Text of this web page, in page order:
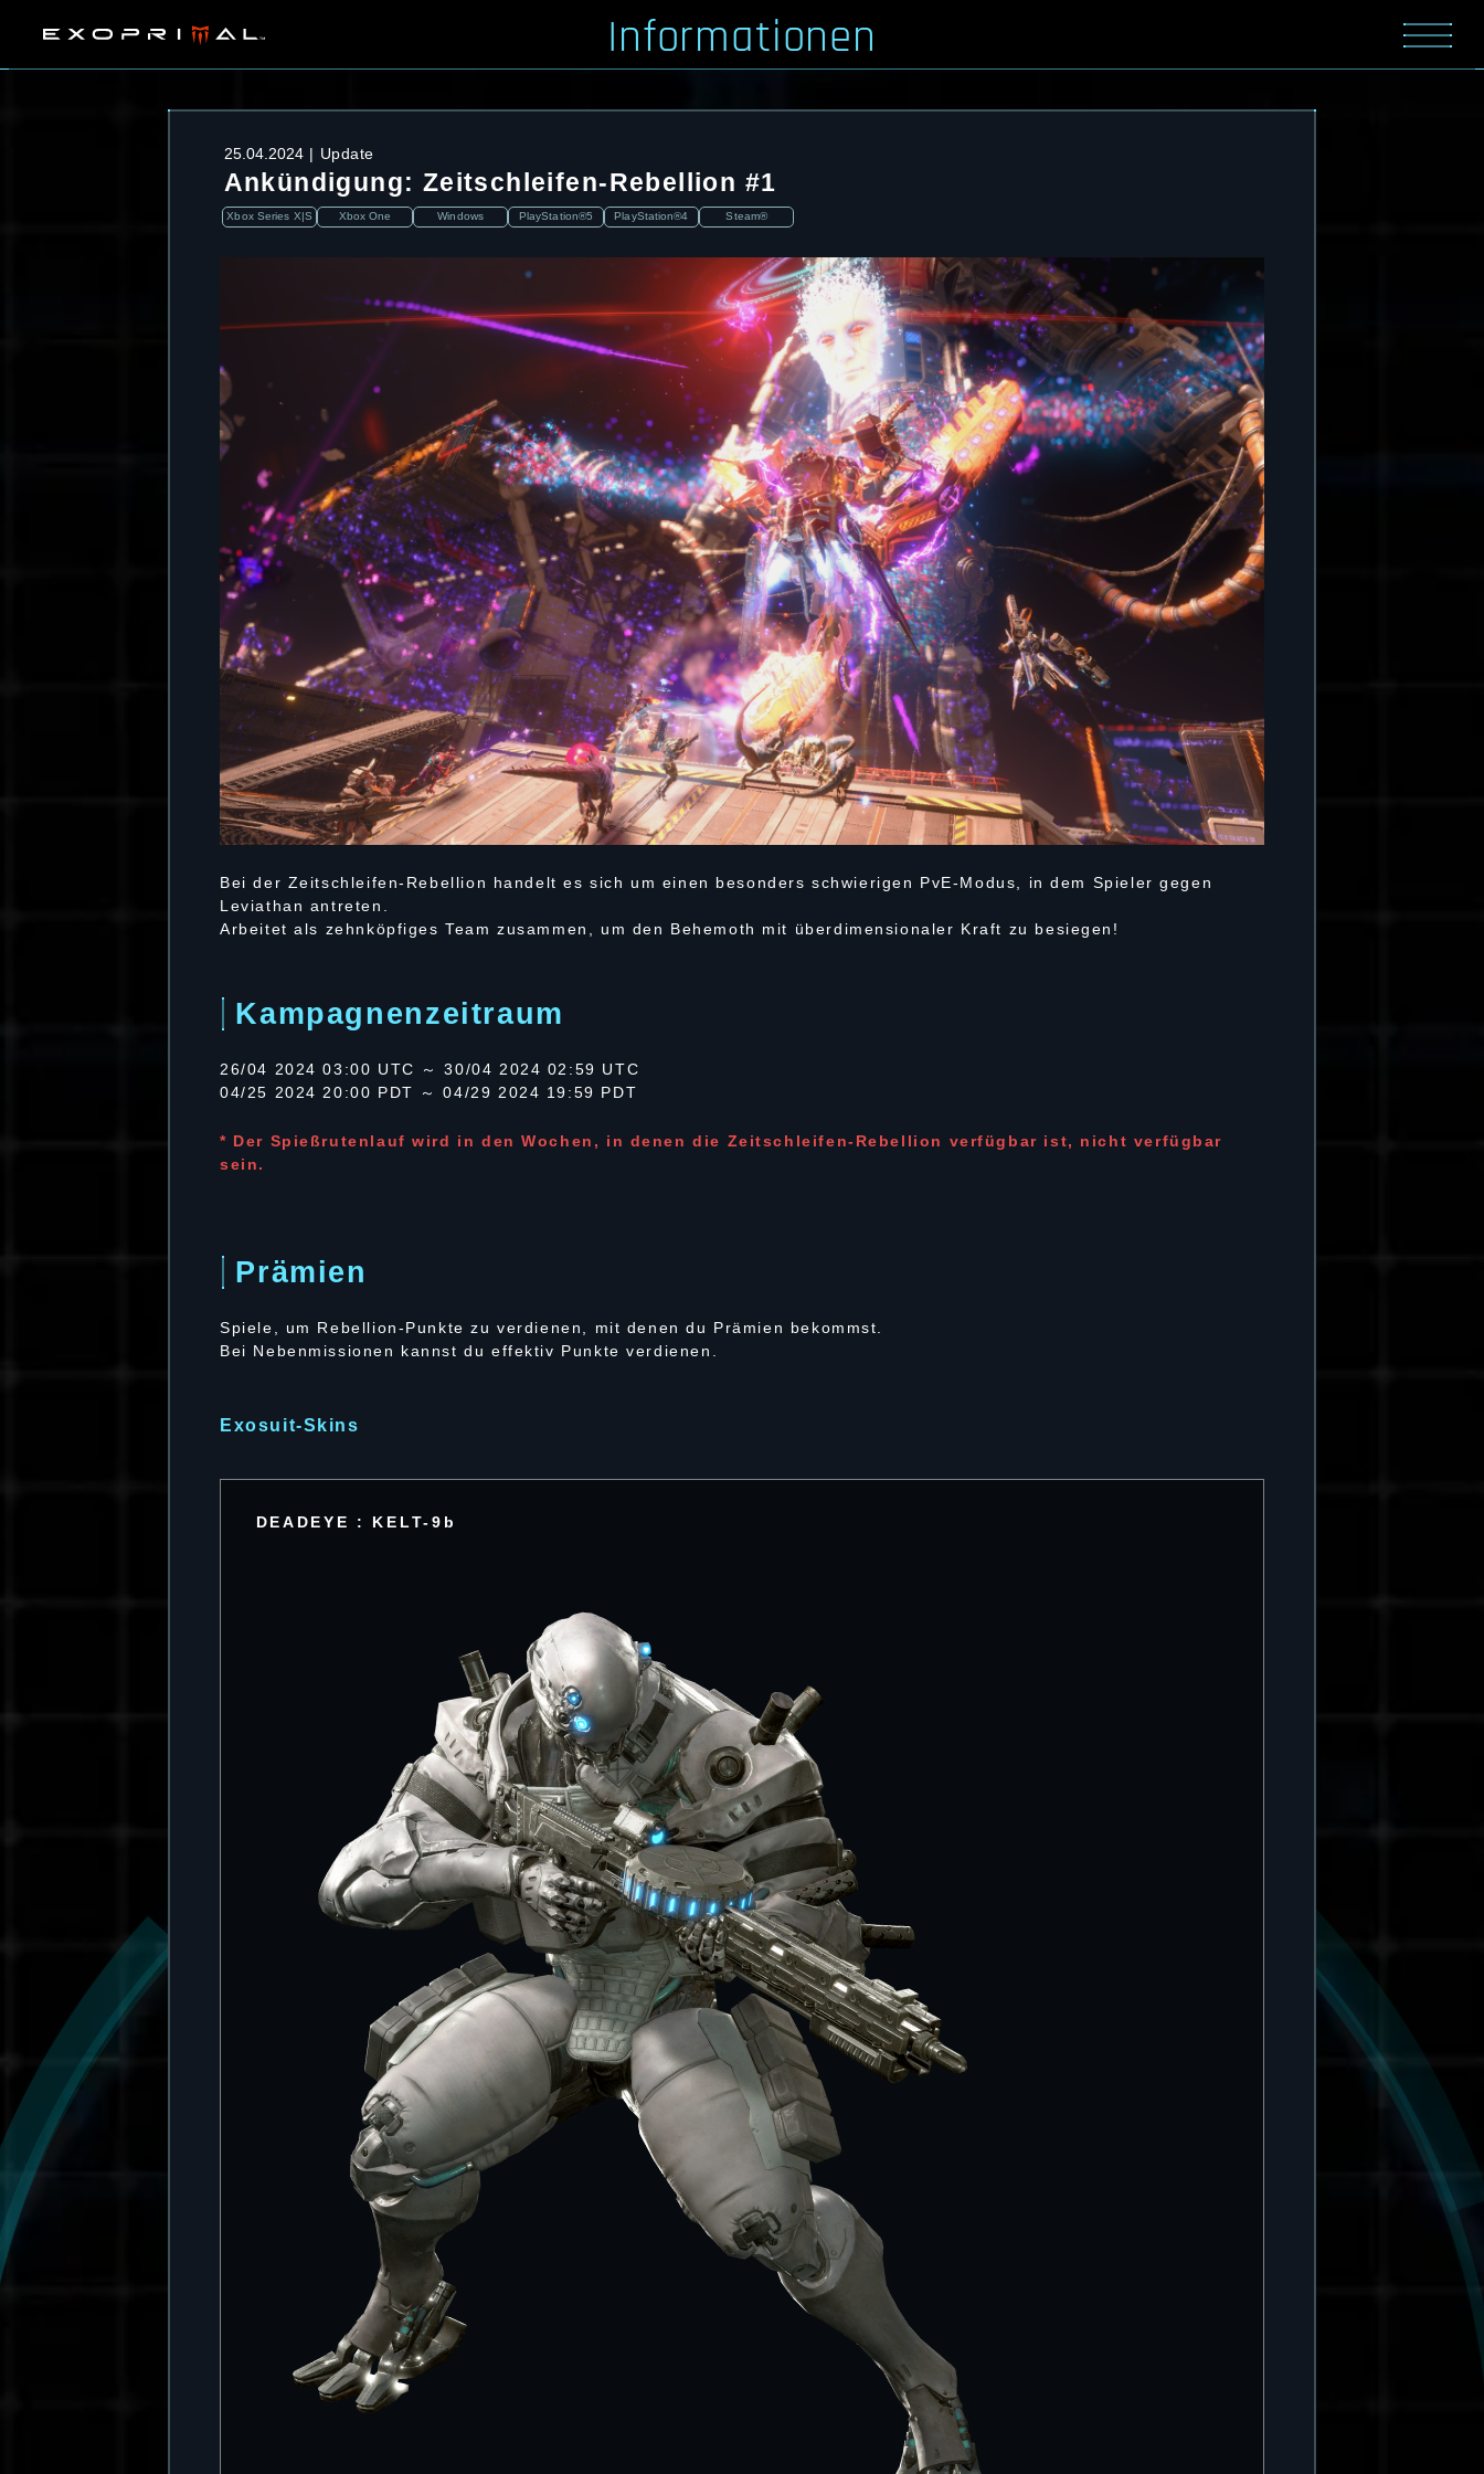
Informationen
25.04.2024 Update
Ankündigung: Zeitschleifen-Rebellion #1
Xbox Series X|S Xbox One Windows PlayStation®5 PlayStation®4 Steam®
Bei der Zeitschleifen-Rebellion handelt es sich um einen besonders schwierigen PvE-Modus, in dem Spieler gegen
Leviathan antreten.
Arbeitet als zehnköpfiges Team zusammen, um den Behemoth mit überdimensionaler Kraft zu besiegen!
Kampagnenzeitraum
26/04 2024 03:00 UTC ～ 30/04 2024 02:59 UTC
04/25 2024 20:00 PDT ～ 04/29 2024 19:59 PDT
* Der Spießrutenlauf wird in den Wochen, in denen die Zeitschleifen-Rebellion verfügbar ist, nicht verfügbar
sein.
Prämien
Spiele, um Rebellion-Punkte zu verdienen, mit denen du Prämien bekommst.
Bei Nebenmissionen kannst du effektiv Punkte verdienen.
Exosuit-Skins
DEADEYE : KELT-9b